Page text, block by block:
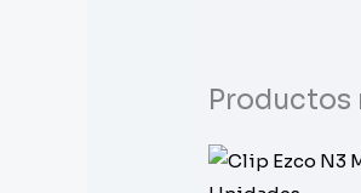
Productos